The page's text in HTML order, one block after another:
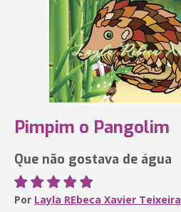
Pimpim o Pangolim
Que não gostava de água
Por Layla REbeca Xavier Teixeira